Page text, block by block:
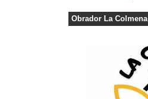
Obrador La Colmena